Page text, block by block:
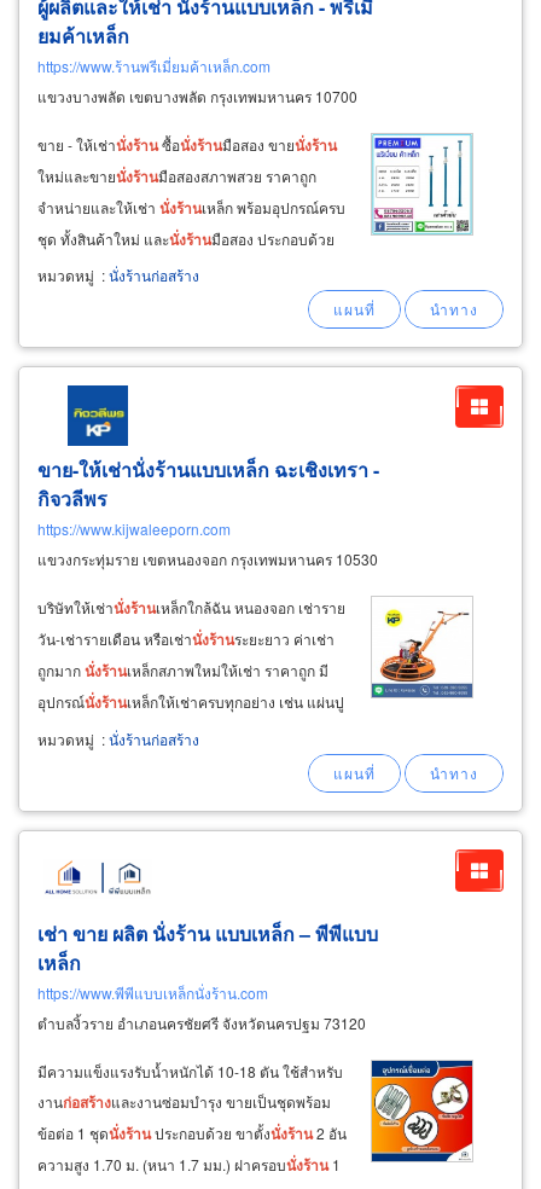
ผู้ผลิตและให้เช่า นั่งร้านแบบเหล็ก - พรีเมี่
ยมค้าเหล็ก
https://www.ร้านพรีเมี่ยมค้าเหล็ก.com
แขวงบางพลัด เขตบางพลัด กรุงเทพมหานคร 10700
ขาย - ให้เช่านั่งร้านซื้อนั่งร้านมือสอง ขายนั่งร้าน
ใหม่และขายนั่งร้านมือสองสภาพสวย ราคาถูก
จำหน่ายและให้เช่า นั่งร้านเหล็ก พร้อมอุปกรณ์ครบ
ชุด ทั้งสินค้าใหม่ และนั่งร้านมือสอง ประกอบด้วย
แผ่นทางเดิน แผ่นเหล็กปูทาง บันได
เฮด ยูแจ็ค แจ็คเบส เกลียวปรับระดับบน-ล่าง แคมป์
หมวดหมู่ :นั่งร้านก่อสร้าง
ขาย-ให้เช่านั่งร้านแบบเหล็ก ฉะเชิงเทรา -
กิจวลีพร
https://www.kijwaleeporn.com
แขวงกระทุ่มราย เขตหนองจอก กรุงเทพมหานคร 10530
บริษัทให้เช่านั่งร้านเหล็กใกล้ฉัน หนองจอก เช่าราย
วัน-เช่ารายเดือน หรือเช่านั่งร้านระยะยาว ค่าเช่า
ถูกมากนั่งร้านเหล็กสภาพใหม่ให้เช่า ราคาถูก มี
อุปกรณ์นั่งร้านเหล็กให้เช่าครบทุกอย่าง เช่น แผ่นปู
พื้นนั่งร้าน แผ่นทางเดิน แบบหล่อเสาปูน บันได
หมวดหมู่ :นั่งร้านก่อสร้าง
เช่า ขาย ผลิต นั่งร้าน แบบเหล็ก – พีพีแบบ
เหล็ก
https://www.พีพีแบบเหล็กนั่งร้าน.com
ตำบลงิ้วราย อำเภอนครชัยศรี จังหวัดนครปฐม 73120
มีความแข็งแรงรับน้ำหนักได้ 10-18 ตัน ใช้สำหรับ
งานก่อสร้างและงานซ่อมบำรุง ขายเป็นชุดพร้อม
ข้อต่อ 1 ชุดนั่งร้านประกอบด้วย ขาตั้งนั่งร้าน2 อัน
ความสูง 1.70 ม. (หนา 1.7 มม.) ฝาครอบนั่งร้าน1